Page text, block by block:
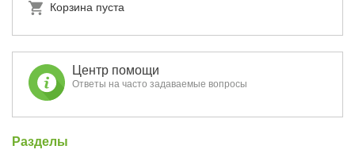
Корзина пуста
Центр помощи
Ответы на часто задаваемые вопросы
Разделы